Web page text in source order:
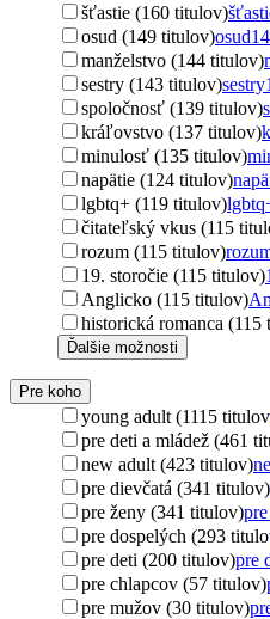
šťastie (160 titulov)
osud (149 titulov)osud
manželstvo (144 titulov)
sestry (143 titulov)sestry
spoločnosť (139 titulov)
kráľovstvo (137 titulov)
minulosť (135 titulov)
napätie (124 titulov)
lgbtq+ (119 titulov)
čitateľský vkus (115
rozum (115 titulov)
19. storočie (115 titulov)
Anglicko (115 titulov)
historická romanca (115
Ďalšie možnosti
Pre koho
young adult (1115
pre deti a mládež (461
new adult (423 titulov)
pre dievčatá (341 titulov)
pre ženy (341 titulov)
pre dospelých (293
pre deti (200 titulov)pre
pre chlapcov (57 titulov)
pre mužov (30 titulov)